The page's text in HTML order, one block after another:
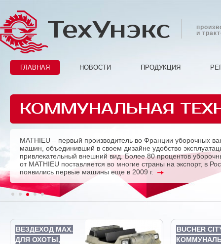
ТехУнэкс
и
ГЛАВНАЯ НОВОСТИ ПРОДУКЦИЯ
КОММУНАЛЬНАЯ
MATHIEU – первый производитель во Франции уборочных
машин, объединивший в своем дизайне удобство
привлекательный внешний вид. Более 80 процентов
от MATHIEU поставляется во многие страны на экспорт, в
появились первые машины еще в 2009 г.
Previous
1 2 3 4 5
ВЕЗДЕХОД MAX.
ДЛЯ ОХОТЫ,
BUCHER